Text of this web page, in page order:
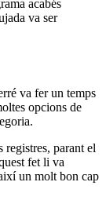
acabés
va ser
va fer un temps
opcions de
registres, parant el
fet li va
un molt bon cap